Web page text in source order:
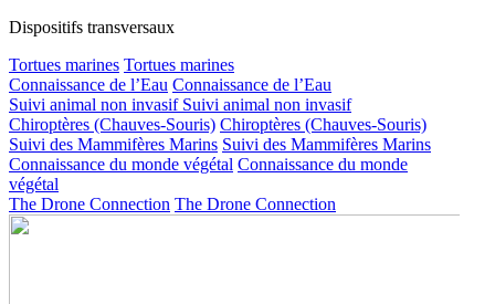
Dispositifs transversaux
Tortues marines Tortues marines
Connaissance de l’Eau Connaissance de l’Eau
Suivi animal non invasif Suivi animal non invasif
Chiroptères (Chauves-Souris) Chiroptères (Chauves-Souris)
Suivi des Mammifères Marins Suivi des Mammifères Marins
Connaissance du monde végétal Connaissance du monde
végétal
The Drone Connection The Drone Connection